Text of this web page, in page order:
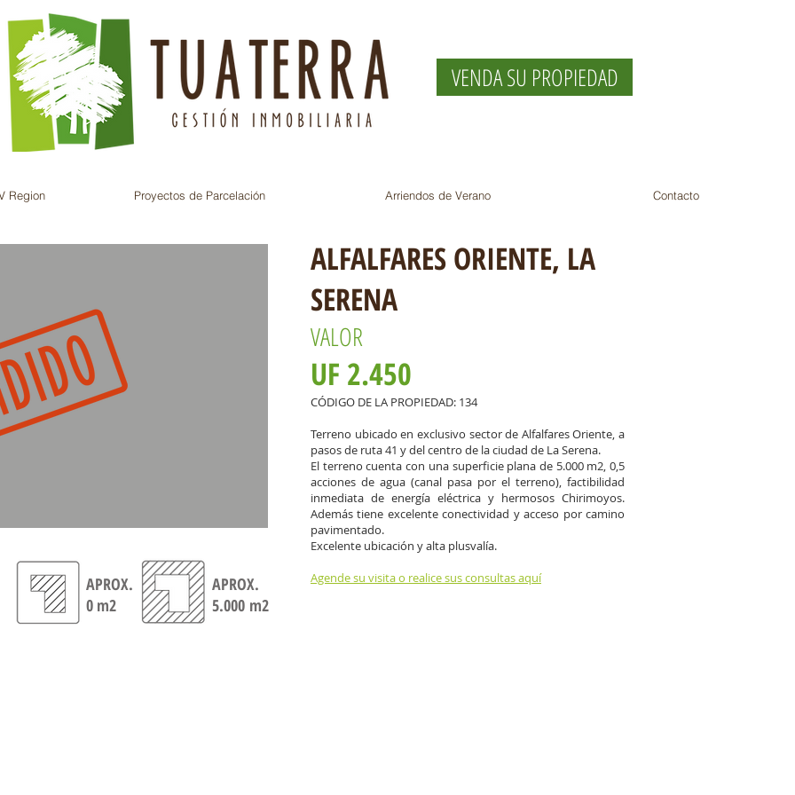
VENDA SU PROPIEDAD
Region Proyectos de Parcelación Arriendos de Verano Contacto
APROX.
5.000 m2
APROX.
0 m2
ALFALFARES ORIENTE, LA
SERENA
VALOR
UF 2.450
CÓDIGO DE LA PROPIEDAD: 134
Terreno ubicado en exclusivo sector de Alfalfares Oriente, a
pasos de ruta 41 y del centro de la ciudad de La Serena.
El terreno cuenta con una superficie plana de 5.000 m2, 0,5
acciones de agua (canal pasa por el terreno), factibilidad
inmediata de energía eléctrica y hermosos Chirimoyos.
Además tiene excelente conectividad y acceso por camino
pavimentado.
Excelente ubicación y alta plusvalía.
Agende su visita o realice sus consultas aquí